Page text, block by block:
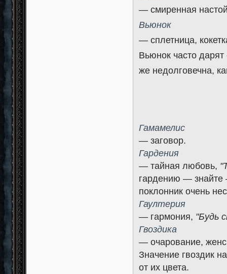
— смиренная
Вьюнок
— сплетница,
Вьюнок часто
же недолговечна,
Гамамелис
— заговор.
Гардения
— тайная любовь,
гардению — знайте
поклонник очень
Гаултерия
— гармония, "Будь
Гвоздика
— очарование,
Значение гвоздик
от их цвета.